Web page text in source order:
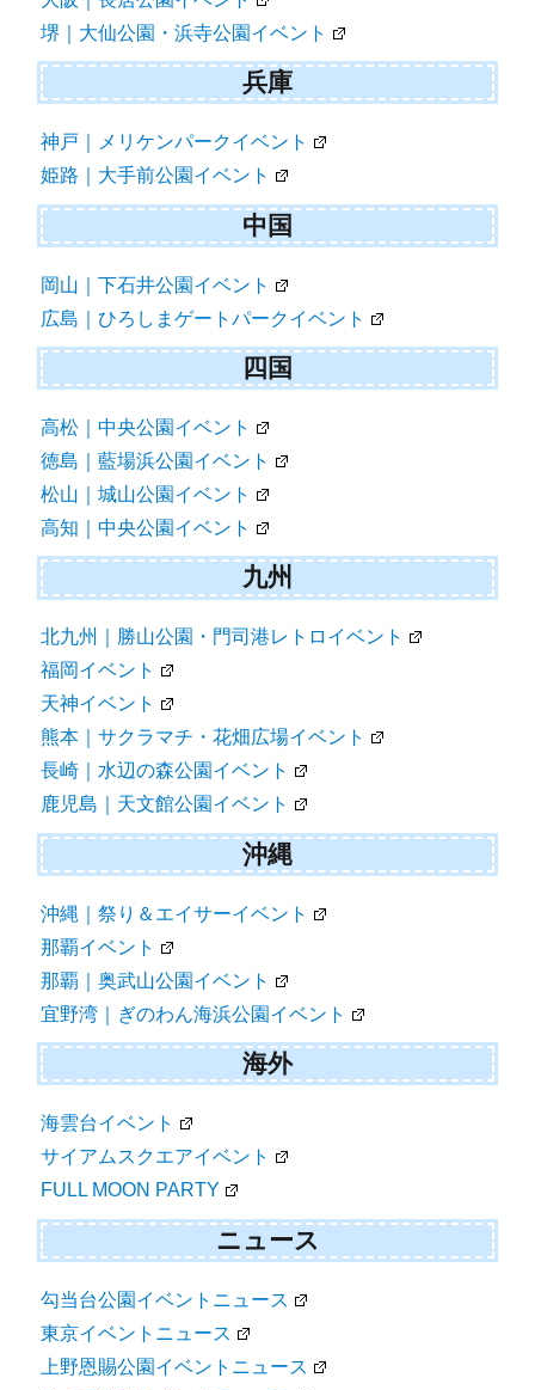
堺｜大仙公園・浜寺公園イベント
兵庫
神戸｜メリケンパークイベント
姫路｜大手前公園イベント
中国
岡山｜下石井公園イベント
広島｜ひろしまゲートパークイベント
四国
高松｜中央公園イベント
徳島｜藍場浜公園イベント
松山｜城山公園イベント
高知｜中央公園イベント
九州
北九州｜勝山公園・門司港レトロイベント
福岡イベント
天神イベント
熊本｜サクラマチ・花畑広場イベント
長崎｜水辺の森公園イベント
鹿児島｜天文館公園イベント
沖縄
沖縄｜祭り＆エイサーイベント
那覇イベント
那覇｜奥武山公園イベント
宜野湾｜ぎのわん海浜公園イベント
海外
海雲台イベント
サイアムスクエアイベント
FULL MOON PARTY
ニュース
勾当台公園イベントニュース
東京イベントニュース
上野恩賜公園イベントニュース